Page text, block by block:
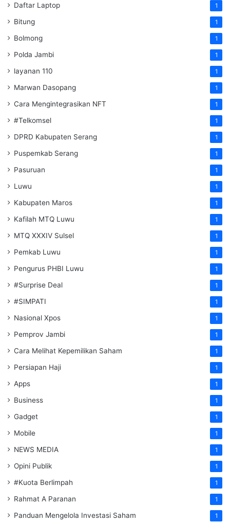
Daftar Laptop 1
Bitung 1
Bolmong 1
Polda Jambi 1
layanan 110 1
Marwan Dasopang 1
Cara Mengintegrasikan NFT 1
#Telkomsel 1
DPRD Kabupaten Serang 1
Puspemkab Serang 1
Pasuruan 1
Luwu 1
Kabupaten Maros 1
Kafilah MTQ Luwu 1
MTQ XXXIV Sulsel 1
Pemkab Luwu 1
Pengurus PHBI Luwu 1
#Surprise Deal 1
#SIMPATI 1
Nasional Xpos 1
Pemprov Jambi 1
Cara Melihat Kepemilikan Saham 1
Persiapan Haji 1
Apps 1
Business 1
Gadget 1
Mobile 1
NEWS MEDIA 1
Opini Publik 1
#Kuota Berlimpah 1
Rahmat A Paranan 1
Panduan Mengelola Investasi Saham 1